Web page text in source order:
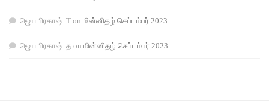
ஜெய பிரகாஷ். T on மின்னிதழ் செப்டம்பர் 2023
ஜெய பிரகாஷ். த on மின்னிதழ் செப்டம்பர் 2023